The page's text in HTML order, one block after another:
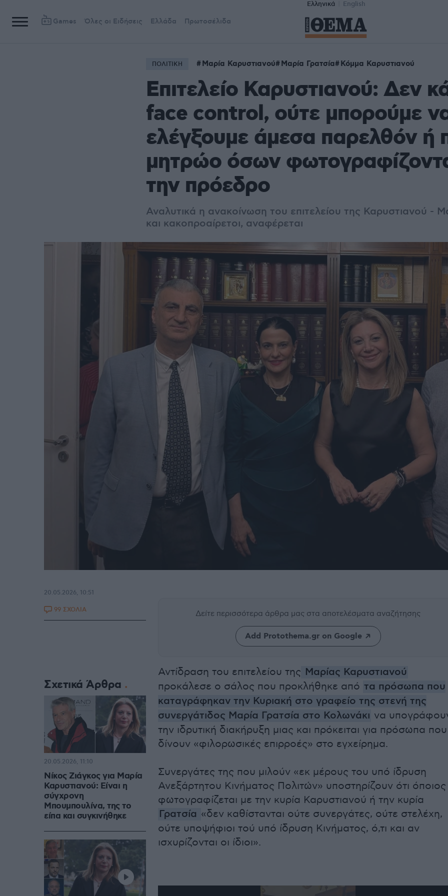
Ελληνικά English
Games Όλες οι Ειδήσεις Ελλάδα Πρωτοσέλιδα
ΠΟΛΙΤΙΚΗ Μαρία Καρυστιανού Μαρία Γρατσία Κόμμα Καρυστιανού
Επιτελείο Καρυστιανού: Δεν
face control, ούτε μπορούμε
ελέγξουμε άμεσα παρελθόν ή
μητρώο όσων
την πρόεδρο
Αναλυτικά η ανακοίνωση του επιτελείου της Καρυστιανού -
και κακοπροαίρετοι, αναφέρεται
Δείτε περισσότερα άρθρα μας στα αποτελέσματα αναζήτησης
Add Protothema.gr on Google
Αντίδραση του επιτελείου της Μαρίας Καρυστιανού
προκάλεσε ο σάλος που προκλήθηκε από τα πρόσωπα που
καταγράφηκαν την Κυριακή στο γραφείο της στενή της
συνεργάτιδος Μαρία Γρατσία στο Κολωνάκι να
την ιδρυτική διακήρυξη μιας και πρόκειται για πρόσωπα που
δίνουν «φιλορωσικές επιρροές» στο εγχείρημα.
Συνεργάτες της που μιλούν «εκ μέρους του υπό ίδρυση
Ανεξάρτητου Κινήματος Πολιτών» υποστηρίζουν ότι όποιος
φωτογραφίζεται με την κυρία Καρυστιανού ή την κυρία
Γρατσία «δεν καθίστανται ούτε συνεργάτες, ούτε στελέχη,
ούτε υποψήφιοι τού υπό ίδρυση Κινήματος, ό,τι και αν
ισχυρίζονται οι ίδιοι».
20.05.2026, 10:51
99 ΣΧΟΛΙΑ
Σχετικά Άρθρα
Νίκος Ζιάγκος για Μαρία
Καρυστιανού: Είναι η
σύγχρονη
Μπουμπουλίνα, της το
είπα και συγκινήθηκε
20.05.2026, 11:10